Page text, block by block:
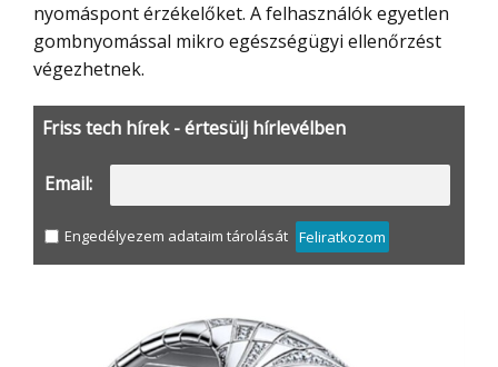
nyomáspont érzékelőket. A felhasználók egyetlen
gombnyomással mikro egészségügyi ellenőrzést
végezhetnek.
Friss tech hírek - értesülj hírlevélben
Email:
Engedélyezem adataim tárolását Feliratkozom